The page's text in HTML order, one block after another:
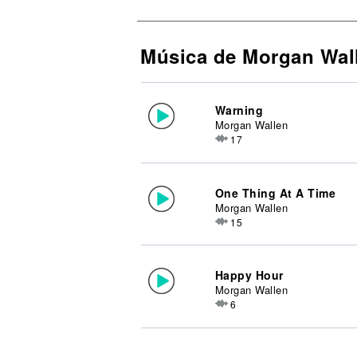
Música de Morgan
Warning
Morgan Wallen
17
One Thing At A Time
Morgan Wallen
15
Happy Hour
Morgan Wallen
6